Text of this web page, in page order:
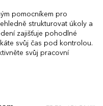
pomocníkem pro
strukturovat úkoly a
zajišťuje pohodlné
svůj čas pod kontrolou.
svůj pracovní